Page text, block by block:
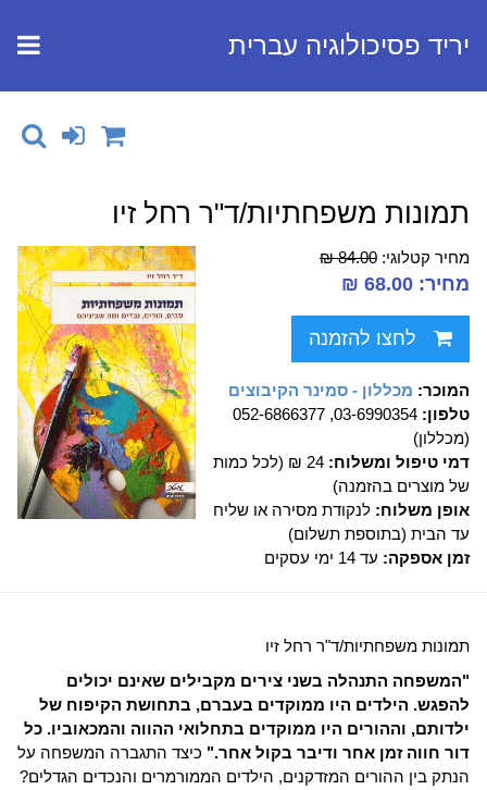
יריד פסיכולוגיה עברית
תמונות משפחתיות/ד"ר רחל זיו
מחיר קטלוגי: 84.00 ₪
מחיר: 68.00 ₪
לחצו להזמנה
המוכר: מכללון - סמינר הקיבוצים
טלפון:
03-6990354, 052-6866377
(מכללון)
דמי טיפול ומשלוח:
24 ₪ (לכל כמות
של מוצרים בהזמנה)
אופן משלוח: לנקודת מסירה או שליח
עד הבית (בתוספת תשלום)
זמן אספקה: עד 14 ימי עסקים
תמונות משפחתיות/ד"ר רחל זיו
"המשפחה התנהלה בשני צירים מקבילים שאינם יכולים
להפגש. הילדים היו ממוקדים בעברם, בתחושת הקיפוח של
ילדותם, וההורים היו ממוקדים בתחלואי ההווה והמכאוביו. כל
דור חווה זמן אחר ודיבר בקול אחר." כיצד התגברה המשפחה על
הנתק בין ההורים המזדקנים, הילדים הממורמרים והנכדים הגדלים?